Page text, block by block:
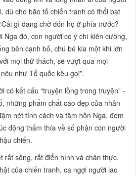
dù cho bão tố chiến tranh có thổi bạt
gì đang chờ đón họ ở phía trước?
Nga đó, con người có ý chí kiên cường,
bên cạnh bố, chú bé kia một khi lớn
mọi thử thách, sẽ vượt qua mọi
như Tổ quốc kêu gọi”.
có kết cấu“truyện lồng trong truyện” -
những phẩm chất cao đẹp của nhân
nét tính cách và tâm hồn Nga, đem
động thấm thía vềsố phận con người
chiến.
rất sống, rất điển hình và chân thực,
của chiến tranh, ca ngợi người lao